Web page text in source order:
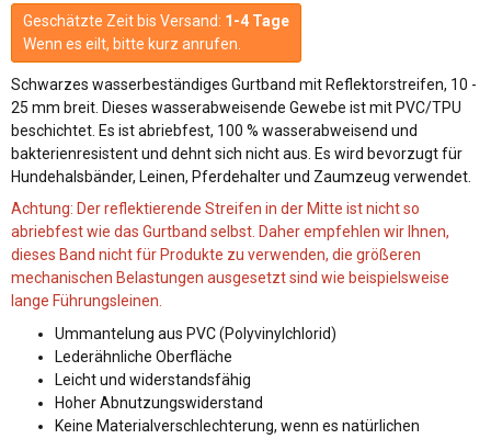
Geschätzte Zeit bis Versand: 1-4 Tage
Wenn es eilt, bitte kurz anrufen.
Schwarzes wasserbeständiges Gurtband mit Reflektorstreifen, 10 -
25 mm breit. Dieses wasserabweisende Gewebe ist mit PVC/TPU
beschichtet. Es ist abriebfest, 100 % wasserabweisend und
bakterienresistent und dehnt sich nicht aus. Es wird bevorzugt für
Hundehalsbänder, Leinen, Pferdehalter und Zaumzeug verwendet.
Achtung: Der reflektierende Streifen in der Mitte ist nicht so
abriebfest wie das Gurtband selbst. Daher empfehlen wir Ihnen,
dieses Band nicht für Produkte zu verwenden, die größeren
mechanischen Belastungen ausgesetzt sind wie beispielsweise
lange Führungsleinen.
Ummantelung aus PVC (Polyvinylchlorid)
Lederähnliche Oberfläche
Leicht und widerstandsfähig
Hoher Abnutzungswiderstand
Keine Materialverschlechterung, wenn es natürlichen